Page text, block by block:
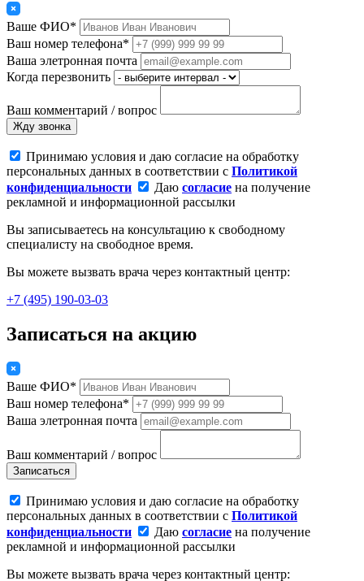
Ваше ФИО*
Ваш номер телефона*
Ваша элетронная почта
Когда перезвонить
Ваш комментарий / вопрос
Жду звонка
Принимаю условия и даю согласие на обработку
персональных данных в соответствии с Политикой
конфиденциальности
Даю согласие на получение
рекламной и информационной рассылки
Вы записываетесь на консультацию к свободному
специалисту на свободное время.
Вы можете вызвать врача через контактный центр:
+7 (495) 190-03-03
Записаться на акцию
Ваше ФИО*
Ваш номер телефона*
Ваша элетронная почта
Ваш комментарий / вопрос
Записаться
Принимаю условия и даю согласие на обработку
персональных данных в соответствии с Политикой
конфиденциальности
Даю согласие на получение
рекламной и информационной рассылки
Вы можете вызвать врача через контактный центр: